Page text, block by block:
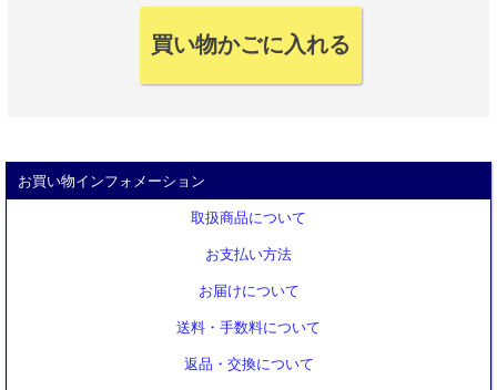
お買い物インフォメーション
取扱商品について
お支払い方法
お届けについて
送料・手数料について
返品・交換について